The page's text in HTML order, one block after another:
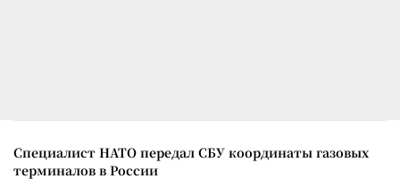
Специалист НАТО передал СБУ координаты газовых
терминалов в России